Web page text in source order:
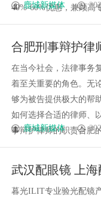
40%-60%优惠，兼顾高
鹿城新媒体
合肥刑事辩护律
在当今社会，法律事务
着至关重要的角色。无
够为被告提供极大的帮
如何选择合适的律师、
事辩护律师的职责合肥
鹿城新媒体
武汉配眼镜 上
暮光ILIT专业验光配镜